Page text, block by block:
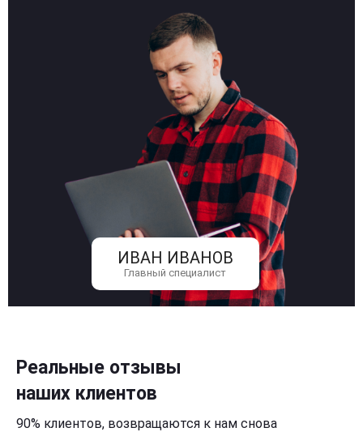
ИВАН ИВАНОВ
Главный специалист
Реальные отзывы
наших клиентов
90% клиентов, возвращаются к нам снова